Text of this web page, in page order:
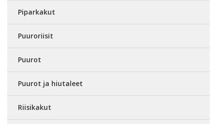
Piparkakut
Puuroriisit
Puurot
Puurot ja hiutaleet
Riisikakut